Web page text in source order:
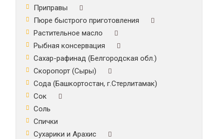
Приправы
Пюре быстрого приготовления
Растительное масло
Рыбная консервация
Сахар-рафинад (Белгородская обл.)
Скоропорт (Сыры)
Сода (Башкортостан, г.Стерлитамак)
Сок
Соль
Спички
Сухарики и Арахис